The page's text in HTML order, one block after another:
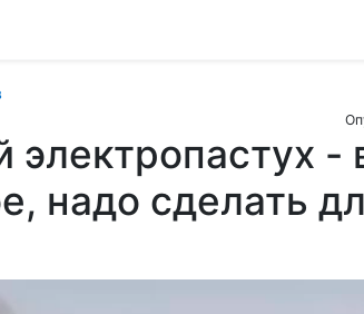
электропастух -
надо сделать